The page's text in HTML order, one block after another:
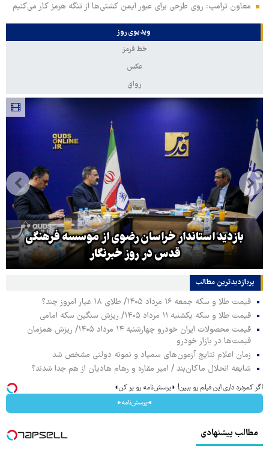
معاون ترامپ: روی طرحی برای عبور ایمن کشتی‌ها از تنگه هرمز کار می‌کنیم
ویدیوی روز
خط قرمز
عکس
رواق
بازدید استاندار خراسان رضوی از موسسه فرهنگی
قدس در روز خبرنگار
پربازدیدترین‌ مطالب
قیمت طلا و سکه جمعه ۱۶ مرداد ۱۴۰۵/ طلای ۱۸ عیار امروز چند؟
قیمت طلا و سکه یکشنبه ۱۱ مرداد ۱۴۰۵/ ریزش سنگین سکه امامی
قیمت محصولات ایران خودرو چهارشنبه ۱۴ مرداد ۱۴۰۵/ ریزش همزمان
قیمت‌ها در بازار خودرو
زمان اعلام نتایج آزمون‌های سمپاد و نمونه دولتی مشخص شد
شایعه انحلال ماکان‌بند / امیر مقاره و رهام هادیان از هم جدا شدند؟
اگر کمردرد داری این فیلم رو ببین! ◗پرسش‌نامه رو پر کن◖
◂پرسش‌نامه▸
مطالب پیشنهادی